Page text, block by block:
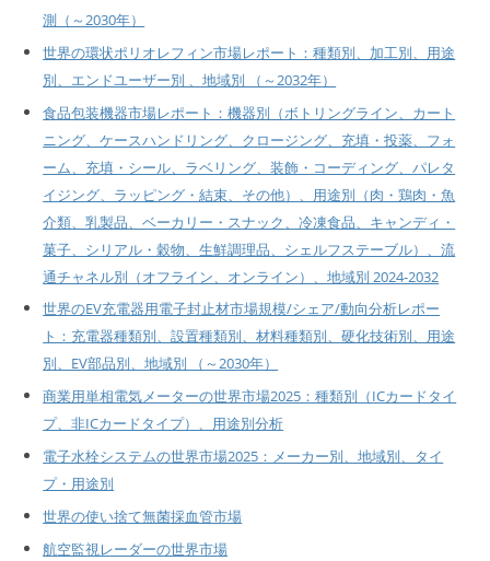
測（～2030年）
世界の環状ポリオレフィン市場レポート：種類別、加工別、用途
別、エンドユーザー別 、地域別 （～2032年）
食品包装機器市場レポート：機器別（ボトリングライン、カート
ニング、ケースハンドリング、クロージング、充填・投薬、フォ
ーム、充填・シール、ラベリング、装飾・コーディング、パレタ
イジング、ラッピング・結束、その他）、用途別（肉・鶏肉・魚
介類、乳製品、ベーカリー・スナック、冷凍食品、キャンディ・
菓子、シリアル・穀物、生鮮調理品、シェルフステーブル）、流
通チャネル別（オフライン、オンライン）、地域別 2024-2032
世界のEV充電器用電子封止材市場規模/シェア/動向分析レポー
ト：充電器種類別、設置種類別、材料種類別、硬化技術別、用途
別、EV部品別、地域別 （～2030年）
商業用単相電気メーターの世界市場2025：種類別（ICカードタイ
プ、非ICカードタイプ）、用途別分析
電子水栓システムの世界市場2025：メーカー別、地域別、タイ
プ・用途別
世界の使い捨て無菌採血管市場
航空監視レーダーの世界市場